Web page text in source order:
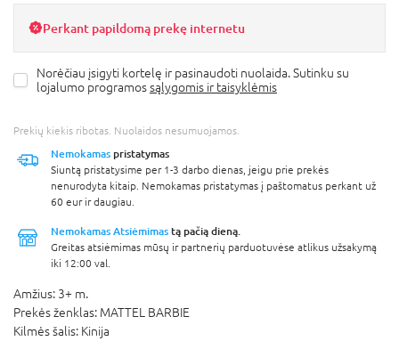
Perkant papildomą prekę internetu
Norėčiau įsigyti kortelę ir pasinaudoti nuolaida. Sutinku su
lojalumo programossąlygomis ir taisyklėmis
Prekių kiekis ribotas. Nuolaidos nesumuojamos.
Nemokamas pristatymas
Siuntą pristatysime per 1-3 darbo dienas, jeigu prie prekės
nenurodyta kitaip. Nemokamas pristatymas į paštomatus perkant už
60 eur ir daugiau.
Nemokamas Atsiėmimas tą pačią dieną.
Greitas atsiėmimas mūsų ir partnerių parduotuvėse atlikus užsakymą
iki 12:00 val.
Amžius: 3+ m.
Prekės ženklas: MATTEL BARBIE
Kilmės šalis: Kinija